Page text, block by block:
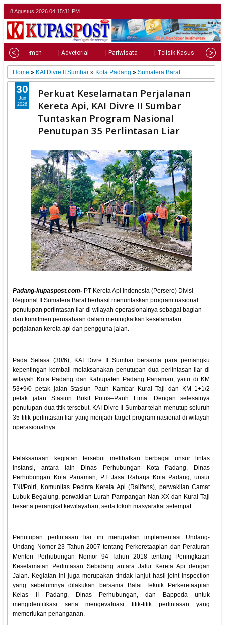
8 Agustus 2026 04:15:32 PM
| Parlemen | Advetorial | Pariwisata | Telisik Kasus |
Home » KAI Divre II Sumbar » Kota Padang »Sumatera Barat
Perkuat Keselamatan Perjalanan
Kereta Api, KAI Divre II Sumbar
Tuntaskan Program Nasional
Penutupan 35 Perlintasan Liar
Padang-kupaspost.com- PT Kereta Api Indonesia (Persero) Divisi
Regional II Sumatera Barat berhasil menuntaskan program nasional
penutupan perlintasan liar di wilayah operasionalnya sebagai bagian
dari komitmen perusahaan dalam meningkatkan keselamatan
perjalanan kereta api dan pengguna jalan.
Pada Selasa (30/6), KAI Divre II Sumbar bersama para pemangku
kepentingan kembali melaksanakan penutupan dua perlintasan liar di
wilayah Kota Padang dan Kabupaten Padang Pariaman, yaitu di KM
53+9/0 petak jalan Stasiun Pauh Kambar–Kurai Taji dan KM 1+1/2
petak jalan Stasiun Bukit Putus–Pauh Lima. Dengan selesainya
penutupan dua titik tersebut, KAI Divre II Sumbar telah menutup seluruh
35 titik perlintasan liar yang menjadi target program nasional di wilayah
operasionalnya.
Pelaksanaan kegiatan tersebut melibatkan berbagai unsur lintas
instansi, antara lain Dinas Perhubungan Kota Padang, Dinas
Perhubungan Kota Pariaman, PT Jasa Raharja Kota Padang, unsur
TNI/Polri, Komunitas Pecinta Kereta Api (Railfans), perwakilan Camat
Lubuk Begalung, perwakilan Lurah Pampangan Nan XX dan Kurai Taji
beserta perangkat kewilayahan, serta tokoh masyarakat setempat.
Penutupan perlintasan liar ini merupakan implementasi Undang-
Undang Nomor 23 Tahun 2007 tentang Perkeretaapian dan Peraturan
Menteri Perhubungan Nomor 94 Tahun 2018 tentang Peningkatan
Keselamatan Perlintasan Sebidang antara Jalur Kereta Api dengan
Jalan. Kegiatan ini juga merupakan tindak lanjut hasil joint inspection
yang sebelumnya dilakukan bersama Balai Teknik Perkeretaapian
Kelas II Padang, Dinas Perhubungan, dan Bappeda untuk
mengidentifikasi serta mengevaluasi titik-titik perlintasan yang
memerlukan penanganan.
30
Jun
2026